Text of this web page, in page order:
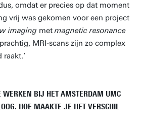
omdat er precies op dat moment
vrij was gekomen voor een project
imaging metmagnetic resonance
MRI-scans zijn zo complex
WERKEN BIJ HET AMSTERDAM UMC
HOE MAAKTE JE HET VERSCHIL